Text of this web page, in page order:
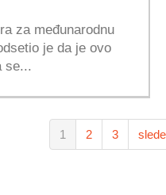
za međunarodnu
je da je ovo
se...
1 2 3